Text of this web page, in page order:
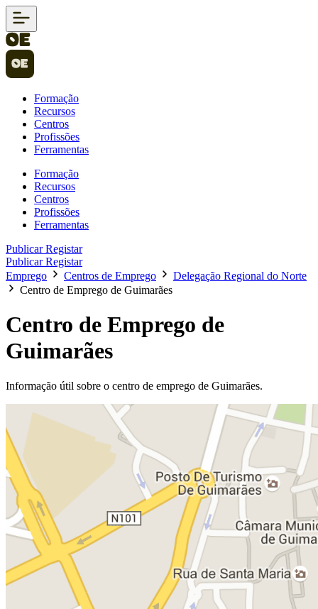
Formação
Recursos
Centros
Profissões
Ferramentas
Formação
Recursos
Centros
Profissões
Ferramentas
PublicarRegistar
PublicarRegistar
Emprego
Centros de Emprego
Delegação Regional do Norte
Centro de Emprego de Guimarães
Centro de Emprego de
Guimarães
Informação útil sobre o centro de emprego de Guimarães.